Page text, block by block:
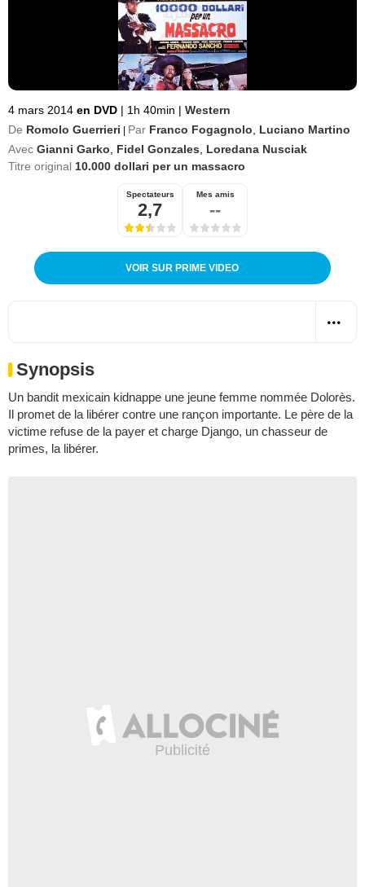
4 mars 2014 en DVD | 1h 40min | Western
De Romolo Guerrieri Par Franco Fogagnolo
Luciano Martino
Avec Gianni Garko Fidel Gonzales
Loredana Nusciak
Titre original 10.000 dollari per un massacro
Spectateurs
2,7
Mes amis
--
VOIR SUR PRIME VIDEO
Synopsis
Un bandit mexicain kidnappe une jeune femme nommée Dolorès.
Il promet de la libérer contre une rançon importante. Le père de la
victime refuse de la payer et charge Django, un chasseur de
primes, la libérer.